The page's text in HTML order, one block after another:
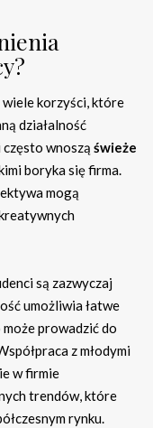
korzyści, które
działalność
wnoszą świeże
boryka się firma.
mogą
są zazwyczaj
umożliwia łatwe
prowadzić do
z młodymi
w firmie
trendów, które
rynku.